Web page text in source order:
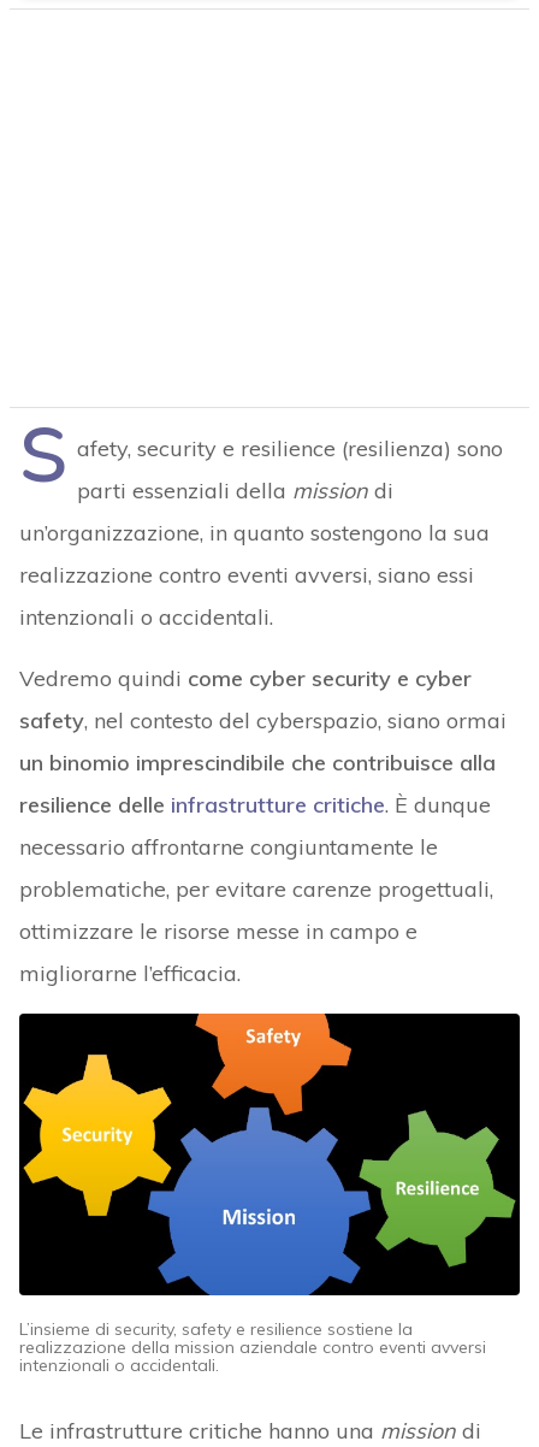
S afety, security e resilience (resilienza) sono
parti essenziali della missiondi
un’organizzazione, in quanto sostengono la sua
realizzazione contro eventi avversi, siano essi
intenzionali o accidentali.
Vedremo quindi come cyber security e cyber
safety, nel contesto del cyberspazio, siano ormai
un binomio imprescindibile che contribuisce alla
resilience delle infrastrutture critiche. È dunque
necessario affrontarne congiuntamente le
problematiche, per evitare carenze progettuali,
ottimizzare le risorse messe in campo e
migliorarne l’efficacia.
L’insieme di security, safety e resilience sostiene la
realizzazione della mission aziendale contro eventi avversi
intenzionali o accidentali.
Le infrastrutture critiche hanno una missiondi